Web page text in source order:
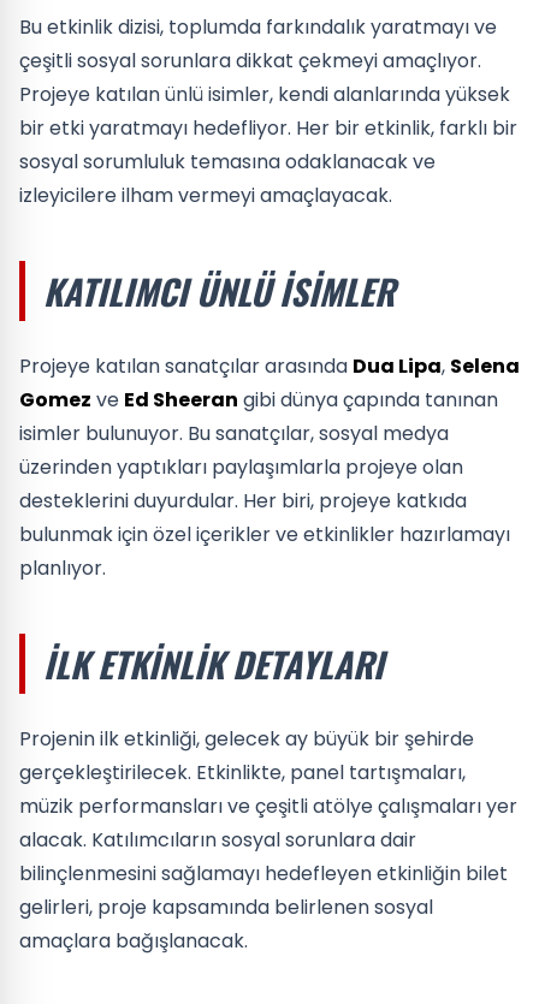
Bu etkinlik dizisi, toplumda farkındalık yaratmayı ve
çeşitli sosyal sorunlara dikkat çekmeyi amaçlıyor.
Projeye katılan ünlü isimler, kendi alanlarında yüksek
bir etki yaratmayı hedefliyor. Her bir etkinlik, farklı bir
sosyal sorumluluk temasına odaklanacak ve
izleyicilere ilham vermeyi amaçlayacak.
KATILIMCI ÜNLÜ İSIMLER
Projeye katılan sanatçılar arasında Dua Lipa, Selena
Gomez ve Ed Sheeran gibi dünya çapında tanınan
isimler bulunuyor. Bu sanatçılar, sosyal medya
üzerinden yaptıkları paylaşımlarla projeye olan
desteklerini duyurdular. Her biri, projeye katkıda
bulunmak için özel içerikler ve etkinlikler hazırlamayı
planlıyor.
İLK ETKINLIK DETAYLARI
Projenin ilk etkinliği, gelecek ay büyük bir şehirde
gerçekleştirilecek. Etkinlikte, panel tartışmaları,
müzik performansları ve çeşitli atölye çalışmaları yer
alacak. Katılımcıların sosyal sorunlara dair
bilinçlenmesini sağlamayı hedefleyen etkinliğin bilet
gelirleri, proje kapsamında belirlenen sosyal
amaçlara bağışlanacak.